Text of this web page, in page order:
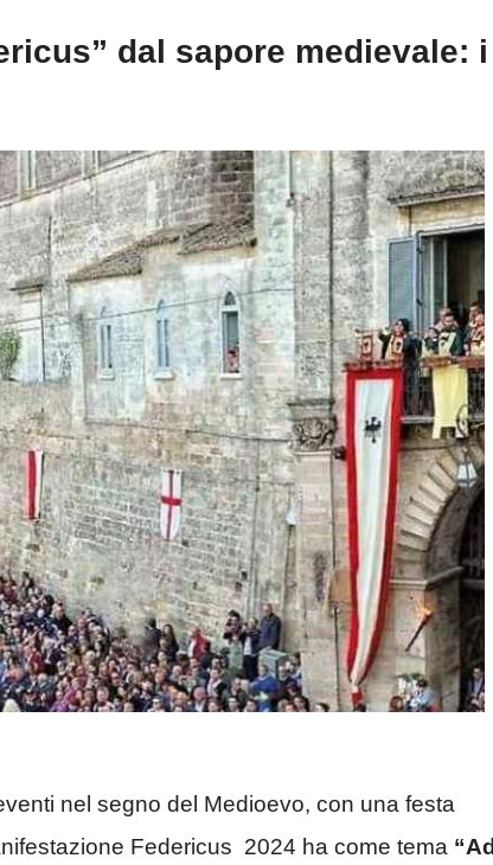
dal sapore medievale: i
nel segno del Medioevo, con una festa
Federicus 2024 ha come tema “Ad